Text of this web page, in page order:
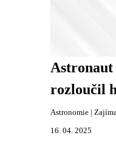
Astronaut
rozloučil
Astronomie |
16. 04. 2025